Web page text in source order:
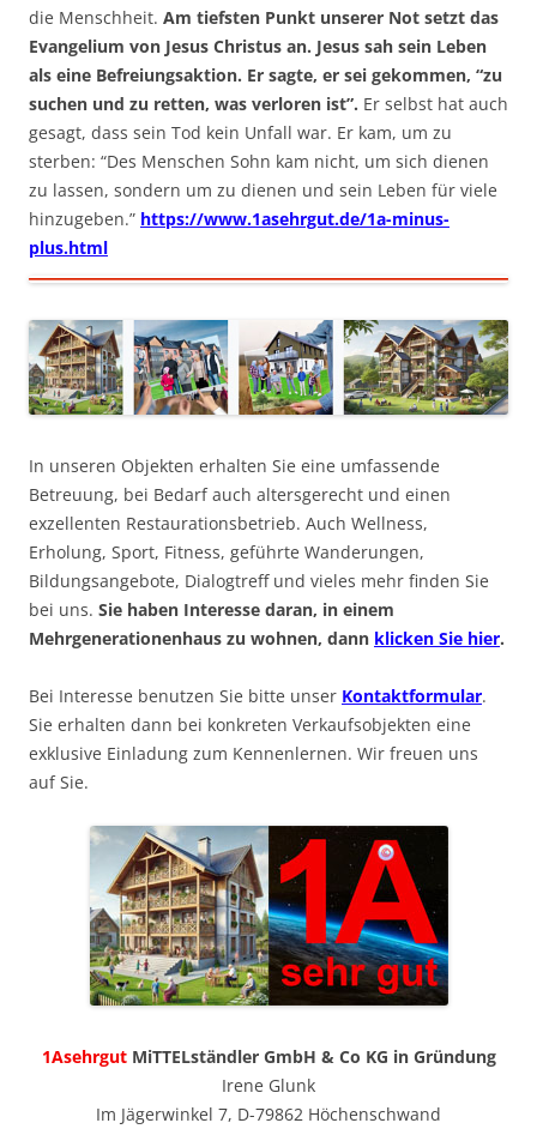
die Menschheit. Am tiefsten Punkt unserer Not setzt das
Evangelium von Jesus Christus an. Jesus sah sein Leben
als eine Befreiungsaktion. Er sagte, er sei gekommen, “zu
suchen und zu retten, was verloren ist”. Er selbst hat auch
gesagt, dass sein Tod kein Unfall war. Er kam, um zu
sterben: “Des Menschen Sohn kam nicht, um sich dienen
zu lassen, sondern um zu dienen und sein Leben für viele
hinzugeben.” https://www.1asehrgut.de/1a-minus-
plus.html
In unseren Objekten erhalten Sie eine umfassende
Betreuung, bei Bedarf auch altersgerecht und einen
exzellenten Restaurationsbetrieb. Auch Wellness,
Erholung, Sport, Fitness, geführte Wanderungen,
Bildungsangebote, Dialogtreff und vieles mehr finden Sie
bei uns. Sie haben Interesse daran, in einem
Mehrgenerationenhaus zu wohnen, dann klicken Sie hier.
Bei Interesse benutzen Sie bitte unser Kontaktformular.
Sie erhalten dann bei konkreten Verkaufsobjekten eine
exklusive Einladung zum Kennenlernen. Wir freuen uns
auf Sie.
1AsehrgutMiTTELständler GmbH & Co KG in Gründung
Irene Glunk
Im Jägerwinkel 7, D-79862 Höchenschwand